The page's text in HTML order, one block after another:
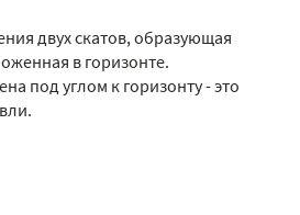
двух скатов, образующая
в горизонте.
под углом к горизонту - это